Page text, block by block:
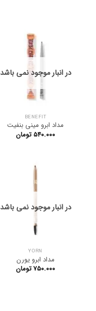
در انبار موجود نمی باشد
BENEFIT
مداد ابرو مینی بنفیت
۵۴۰.۰۰۰ تومان
در انبار موجود نمی باشد
YORN
مداد ابرو یورن
۷۵۰.۰۰۰ تومان